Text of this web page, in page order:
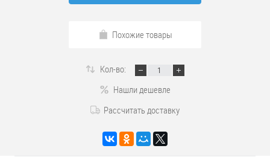
Похожие товары
Кол-во:
Нашли дешевле
Рассчитать доставку